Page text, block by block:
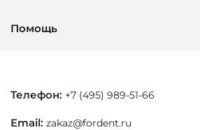
Помощь
Телефон: +7 (495) 989-51-66
Email: zakaz@fordent.ru